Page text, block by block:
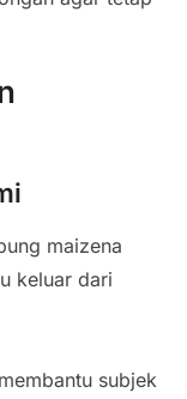
maizena
keluar dari
subjek